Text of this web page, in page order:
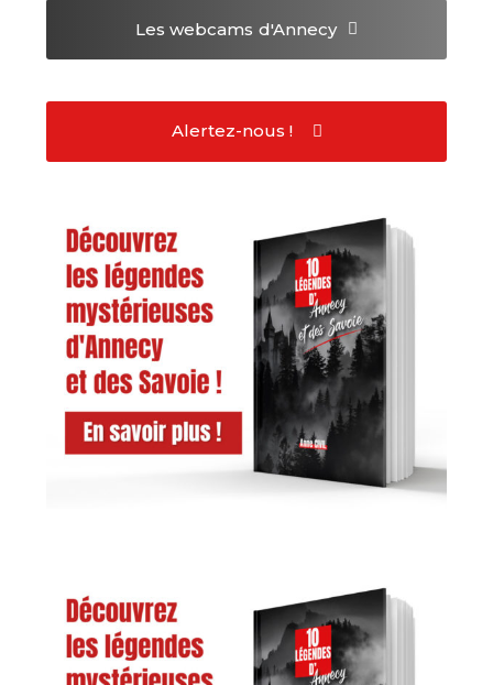
Les webcams d'Annecy
Alertez-nous !